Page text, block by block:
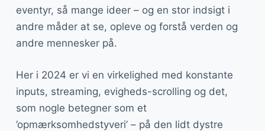
eventyr, så mange ideer – og en stor indsigt i
andre måder at se, opleve og forstå verden og
andre mennesker på.
Her i 2024 er vi en virkelighed med konstante
inputs, streaming, evigheds-scrolling og det,
som nogle betegner som et
’opmærksomhedstyveri’ – på den lidt dystre